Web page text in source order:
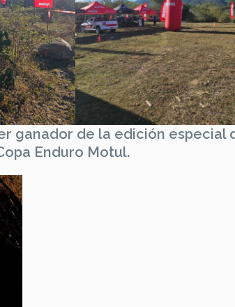
ganador de la edición especial
Enduro Motul.